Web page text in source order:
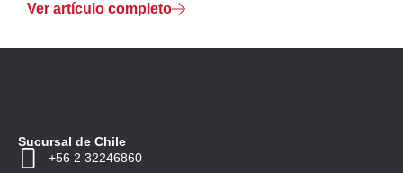
Ver artículo completo
+56 2 32246860
Sucursal de Chile